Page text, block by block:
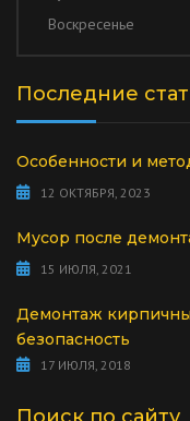
Воскресенье
Последние
Особенности и
12 ОКТЯБРЯ, 2023
Мусор после
15 ИЮЛЯ, 2021
Демонтаж
безопасность
17 ИЮЛЯ, 2018